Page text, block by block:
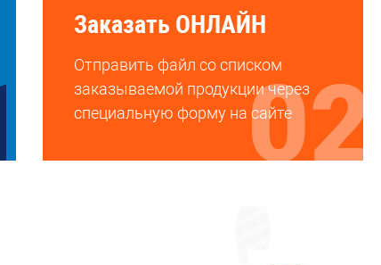
Заказать ОНЛАЙН
Отправить файл со списком
заказываемой продукции через
специальную форму на сайте